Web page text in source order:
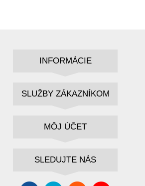
INFORMÁCIE
SLUŽBY ZÁKAZNÍKOM
MÔJ ÚČET
SLEDUJTE NÁS